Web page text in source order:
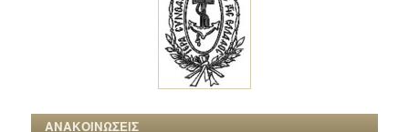
ΑΝΑΚΟΙΝΩΣΕΙΣ